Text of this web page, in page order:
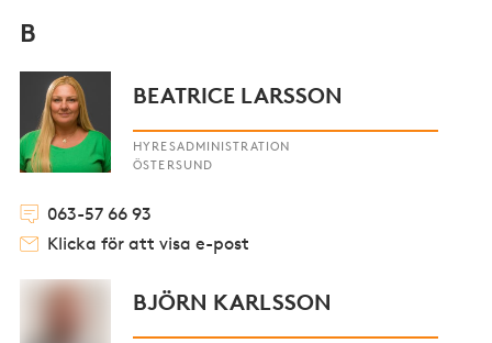
B
BEATRICE LARSSON
HYRESADMINISTRATION
ÖSTERSUND
063-57 66 93
Klicka för att visa e-post
BJÖRN KARLSSON